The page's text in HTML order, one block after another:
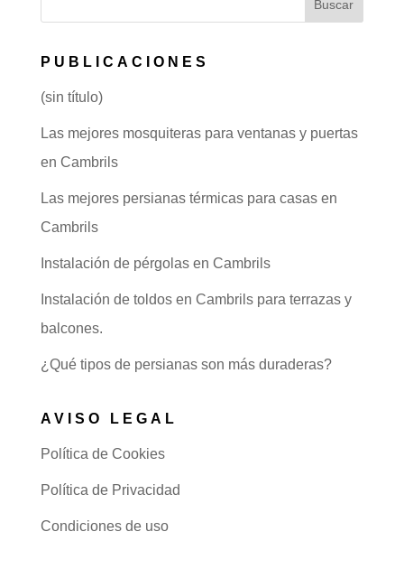
PUBLICACIONES
(sin título)
Las mejores mosquiteras para ventanas y puertas
en Cambrils
Las mejores persianas térmicas para casas en
Cambrils
Instalación de pérgolas en Cambrils
Instalación de toldos en Cambrils para terrazas y
balcones.
¿Qué tipos de persianas son más duraderas?
AVISO LEGAL
Política de Cookies
Política de Privacidad
Condiciones de uso